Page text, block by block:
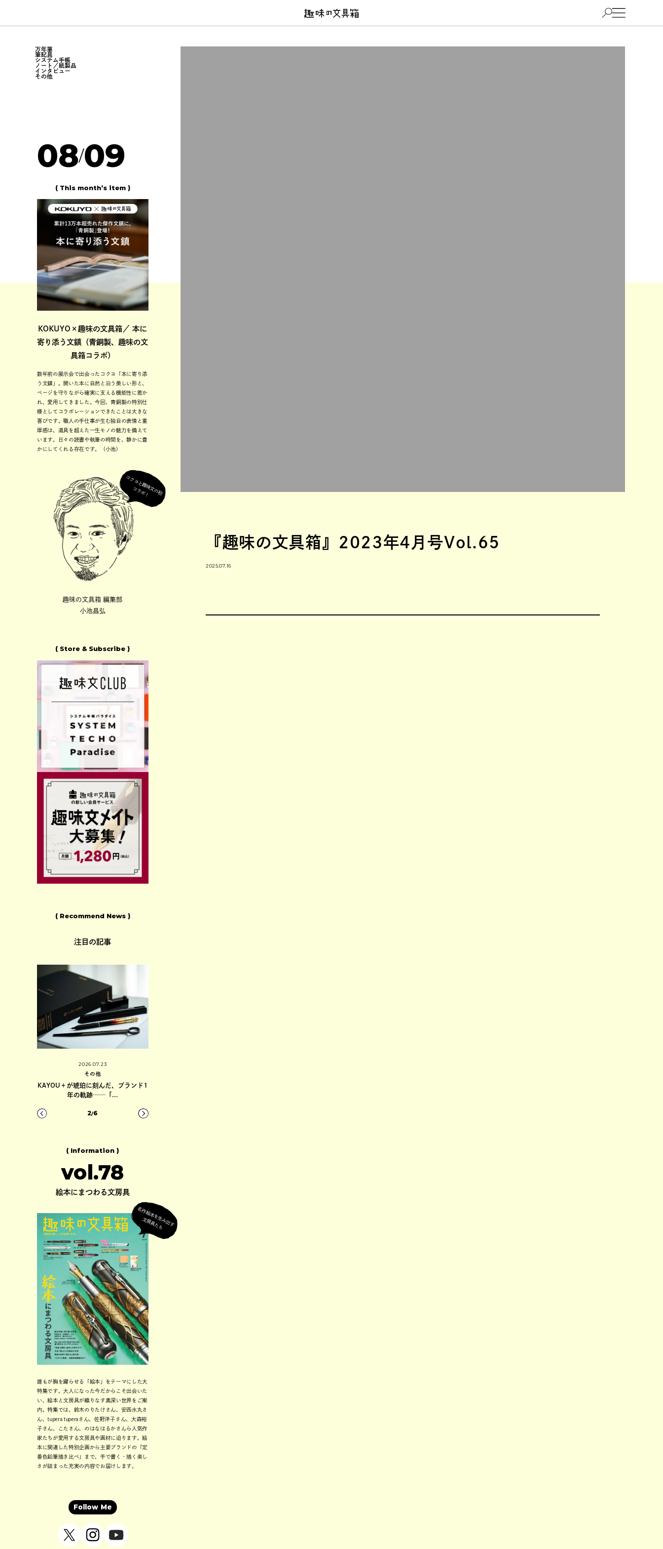
万年筆
筆記具
システム手帳
ノート／紙製品
インタビュー
その他
08/09
( This month’s item )
KOKUYO×趣味の文具箱／ 本に
寄り添う文鎮（青銅製、趣味の文
具箱コラボ）
数年前の展示会で出会ったコクヨ「本に寄り添
う文鎮」。開いた本に自然と沿う美しい形と、
ページを守りながら確実に支える機能性に惹か
れ、愛用してきました。今回、青銅製の特別仕
様としてコラボレーションできたことは大きな
喜びです。職人の手仕事が生む独自の表情と重
厚感は、道具を超えた一生モノの魅力を備えて
います。日々の読書や執筆の時間を、静かに豊
かにしてくれる存在です。（小池）
コ
ク
ヨ
と
趣
味
文
の
初
コ
ラ
ボ
！
趣味の文具箱 編集部
小池昌弘
( Store & Subscribe )
( Recommend News )
注目の記事
2026.07.23
その他
KAYOU＋が琥珀に刻んだ、ブランド1
年の軌跡──「...
3/6
( Information )
vol.78
絵本にまつわる文房具
名
作
絵
本
を
生
み
出
す
文
房
具
た
ち
誰もが胸を躍らせる「絵本」をテーマにした大
特集です。大人になった今だからこそ出会いた
い、絵本と文房具が織りなす奥深い世界をご案
内。特集では、鈴木のりたけさん、安西水丸さ
ん、tupera tuperaさん、佐野洋子さん、大森裕
子さん、こたさん、のはなはるかさんら人気作
家たちが愛用する文房具や画材に迫ります。絵
本に関連した特別企画から主要ブランドの「定
番色鉛筆描き比べ」まで、手で書く・描く楽し
さが詰まった充実の内容でお届けします。
Follow Me
『趣味の文具箱』2023年4月号Vol.65
2025.07.16